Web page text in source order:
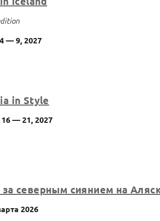
— 9, 2027
in Style
— 21, 2027
за северным сиянием на
2026